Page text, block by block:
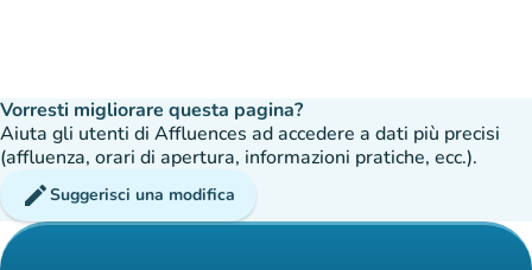
Vorresti migliorare questa pagina?
Aiuta gli utenti di Affluences ad accedere a dati più precisi
(affluenza, orari di apertura, informazioni pratiche, ecc.).
editSuggerisci una modifica